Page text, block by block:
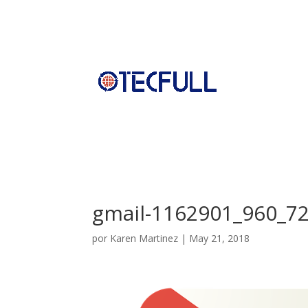
gmail-
por Karen Martinez | May 21, 2018